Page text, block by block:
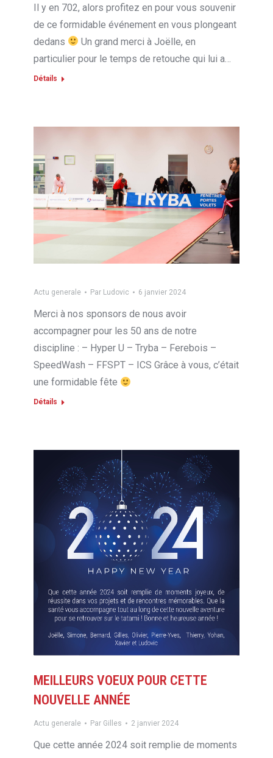
Il y en 702, alors profitez en pour vous souvenir
de ce formidable événement en vous plongeant
dedans
Un grand merci à Joëlle, en
particulier pour le temps de retouche qui lui a…
Détails
Actu generale Par Ludovic 6 janvier 2024
Merci à nos sponsors de nous avoir
accompagner pour les 50 ans de notre
discipline : – Hyper U – Tryba – Ferebois –
SpeedWash – FFSPT – ICS Grâce à vous, c’était
une formidable fête
Détails
MEILLEURS VOEUX POUR CETTE
NOUVELLE ANNÉE
Actu generale Par Gilles 2 janvier 2024
Que cette année 2024 soit remplie de moments